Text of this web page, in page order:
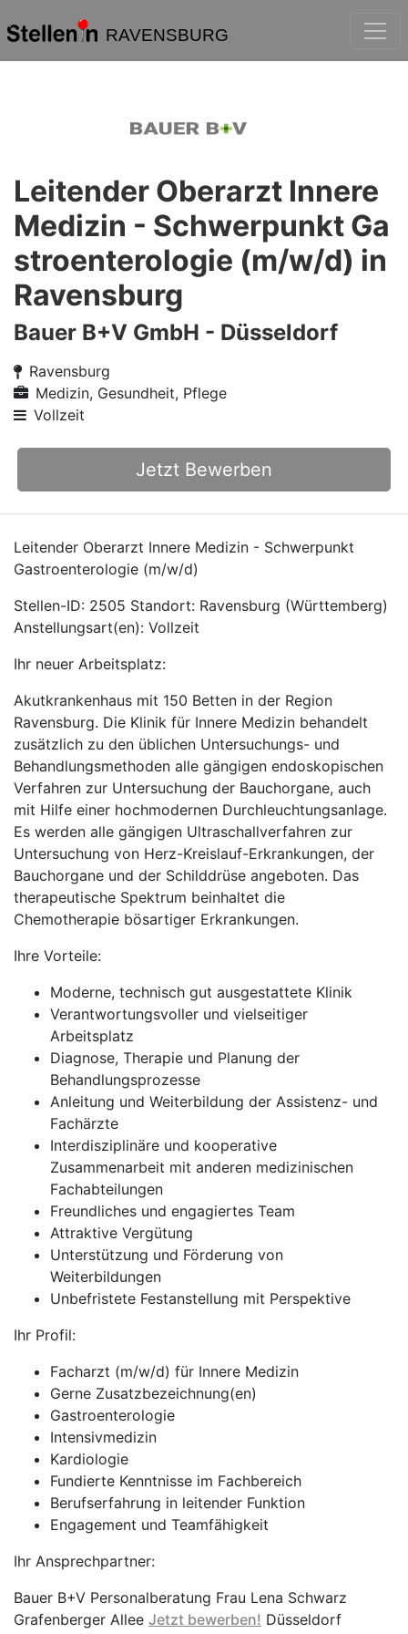
RAVENSBURG
Leitender Oberarzt Innere
Medizin - Schwerpunkt Ga
stroenterologie (m/w/d) in
Ravensburg
Bauer B+V GmbH - Düsseldorf
Ravensburg
Medizin, Gesundheit, Pflege
Vollzeit
Jetzt Bewerben
Leitender Oberarzt Innere Medizin - Schwerpunkt
Gastroenterologie (m/w/d)
Stellen-ID: 2505 Standort: Ravensburg (Württemberg)
Anstellungsart(en): Vollzeit
Ihr neuer Arbeitsplatz:
Akutkrankenhaus mit 150 Betten in der Region
Ravensburg. Die Klinik für Innere Medizin behandelt
zusätzlich zu den üblichen Untersuchungs- und
Behandlungsmethoden alle gängigen endoskopischen
Verfahren zur Untersuchung der Bauchorgane, auch
mit Hilfe einer hochmodernen Durchleuchtungsanlage.
Es werden alle gängigen Ultraschallverfahren zur
Untersuchung von Herz-Kreislauf-Erkrankungen, der
Bauchorgane und der Schilddrüse angeboten. Das
therapeutische Spektrum beinhaltet die
Chemotherapie bösartiger Erkrankungen.
Ihre Vorteile:
Moderne, technisch gut ausgestattete Klinik
Verantwortungsvoller und vielseitiger
Arbeitsplatz
Diagnose, Therapie und Planung der
Behandlungsprozesse
Anleitung und Weiterbildung der Assistenz- und
Fachärzte
Interdisziplinäre und kooperative
Zusammenarbeit mit anderen medizinischen
Fachabteilungen
Freundliches und engagiertes Team
Attraktive Vergütung
Unterstützung und Förderung von
Weiterbildungen
Unbefristete Festanstellung mit Perspektive
Ihr Profil:
Facharzt (m/w/d) für Innere Medizin
Gerne Zusatzbezeichnung(en)
Gastroenterologie
Intensivmedizin
Kardiologie
Fundierte Kenntnisse im Fachbereich
Berufserfahrung in leitender Funktion
Engagement und Teamfähigkeit
Ihr Ansprechpartner:
Bauer B+V Personalberatung Frau Lena Schwarz
Grafenberger Allee Jetzt bewerben! Düsseldorf